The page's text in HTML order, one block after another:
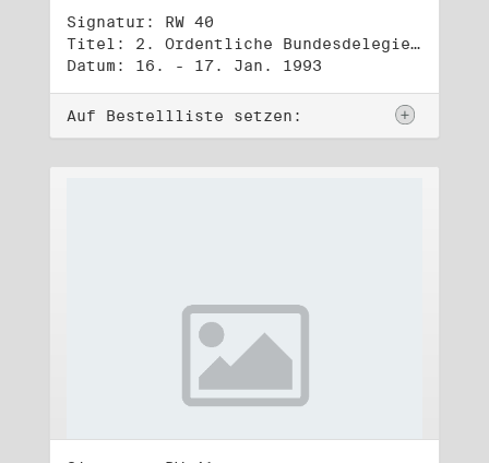
Signatur: RW 40
Titel: 2. Ordentliche Bundesdelegiertenversammlung (16.-17.1.1993)
Datum: 16. - 17. Jan. 1993
Auf Bestellliste setzen: